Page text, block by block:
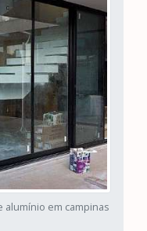
alumínio em campinas